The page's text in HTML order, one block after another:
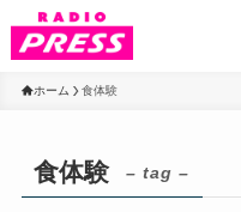
ホーム 食体験
食体験 – tag –